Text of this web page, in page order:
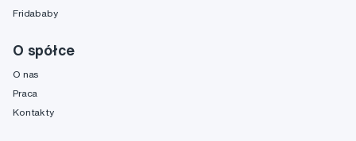
Fridababy
O spółce
O nas
Praca
Kontakty